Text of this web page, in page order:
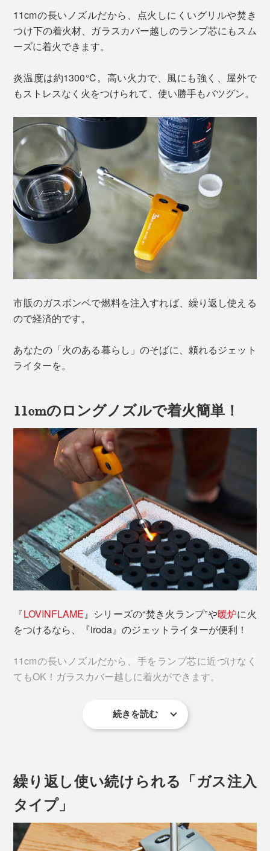
11cmの長いノズルだから、点火しにくいグリルや焚き
つけ下の着火材、ガラスカバー越しのランプ芯にもスム
ーズに着火できます。
炎温度は約1300℃。高い火力で、風にも強く、屋外で
もストレスなく火をつけられて、使い勝手もバツグン。
市販のガスボンベで燃料を注入すれば、繰り返し使える
ので経済的です。
あなたの「火のある暮らし」のそばに、頼れるジェット
ライターを。
11cmのロングノズルで着火簡単！
『LOVINFLAME』シリーズの“焚き火ランプ”や暖炉に火
をつけるなら、『iroda』のジェットライターが便利！
11cmの長いノズルだから、手をランプ芯に近づけなく
てもOK！ガラスカバー越しに着火ができます。
続きを読む
繰り返し使い続けられる「ガス注入
タイプ」